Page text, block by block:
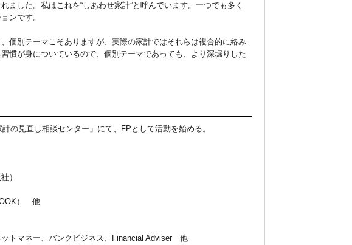
した。私はこれを“しあわせ家計”と呼んでいます。一つでも多く
ンです。
個別テーマこそありますが、実際の家計ではそれらは複合的に絡み
慣が身についているので、個別テーマであっても、より深堀りした
の見直し相談センター」にて、FPとして活動を始める。
）
） 他
トマネー、バンクビジネス、Financial Adviser 他